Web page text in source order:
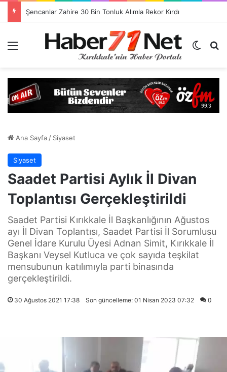
Dış
Ana Sayfa/ Siyaset
Siyaset
Saadet Partisi Aylık İl Divan
Toplantısı Gerçekleştirildi
Saadet Partisi Kırıkkale İl Başkanlığının Ağustos
ayı İl Divan Toplantısı, Saadet Partisi İl Sorumlusu
Genel İdare Kurulu Üyesi Adnan Simit, Kırıkkale İl
Başkanı Veysel Kutluca ve çok sayıda teşkilat
mensubunun katılımıyla parti binasında
gerçekleştirildi.
30 Ağustos 2021 17:38 Son güncelleme: 01 Nisan 2023 07:32 0